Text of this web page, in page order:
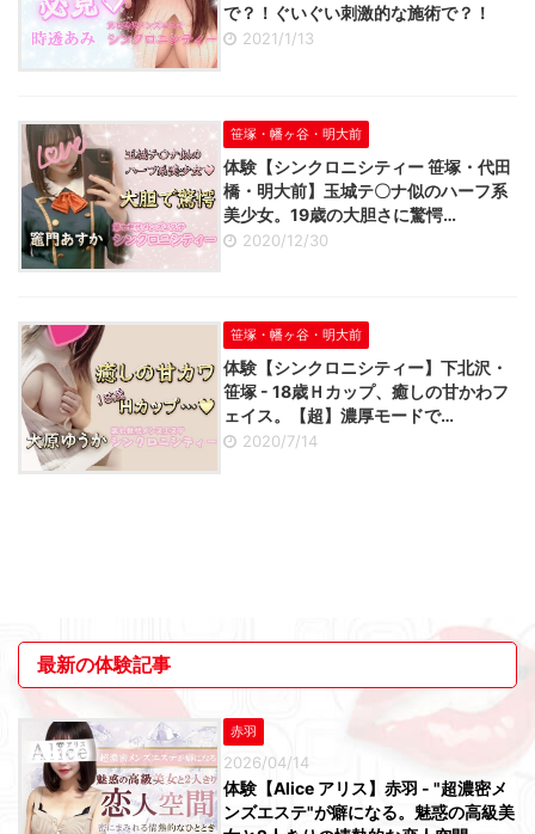
で？！ぐいぐい刺激的な施術で？！
2021/1/13
笹塚・幡ヶ谷・明大前
体験【シンクロニシティー 笹塚・代田
橋・明大前】玉城テ〇ナ似のハーフ系
美少女。19歳の大胆さに驚愕…
2020/12/30
笹塚・幡ヶ谷・明大前
体験【シンクロニシティー】下北沢・
笹塚 - 18歳Ｈカップ、癒しの甘かわフ
ェイス。【超】濃厚モードで…
2020/7/14
最新の体験記事
赤羽
2026/04/14
体験【Alice アリス】赤羽 - "超濃密メ
ンズエステ"が癖になる。魅惑の高級美